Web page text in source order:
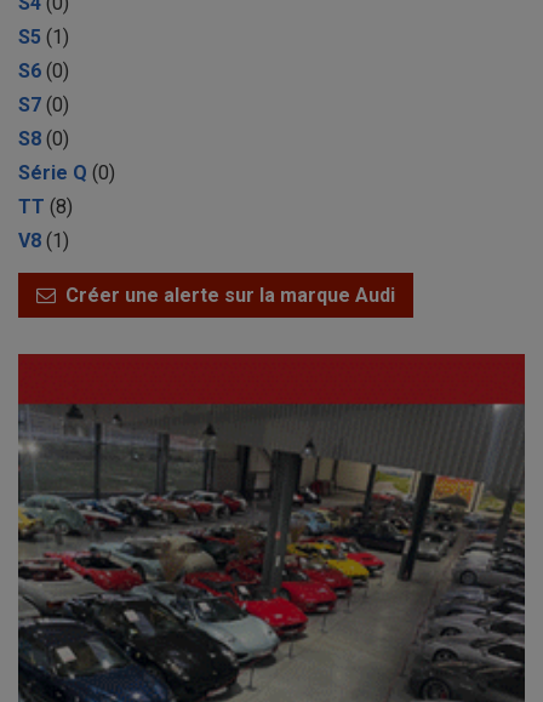
S5 (1)
S6 (0)
S7 (0)
S8 (0)
Série Q (0)
TT (8)
V8 (1)
Créer une alerte sur la marque Audi